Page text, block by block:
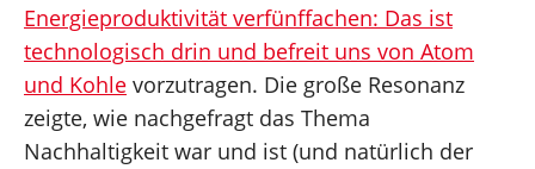
Energieproduktivität verfünffachen: Das ist
technologisch drin und befreit uns von Atom
und Kohle vorzutragen. Die große Resonanz
zeigte, wie nachgefragt das Thema
Nachhaltigkeit war und ist (und natürlich der